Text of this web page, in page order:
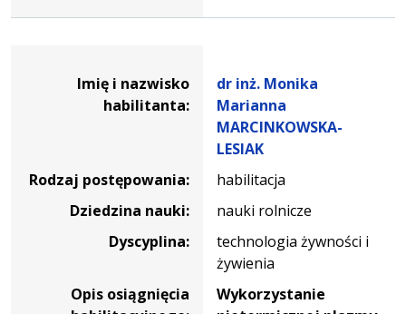
Imię i nazwisko
habilitanta:
dr inż. Monika
Marianna
MARCINKOWSKA-
LESIAK
Rodzaj postępowania:
habilitacja
Dziedzina nauki:
nauki rolnicze
Dyscyplina:
technologia żywności i
żywienia
Opis osiągnięcia
Wykorzystanie